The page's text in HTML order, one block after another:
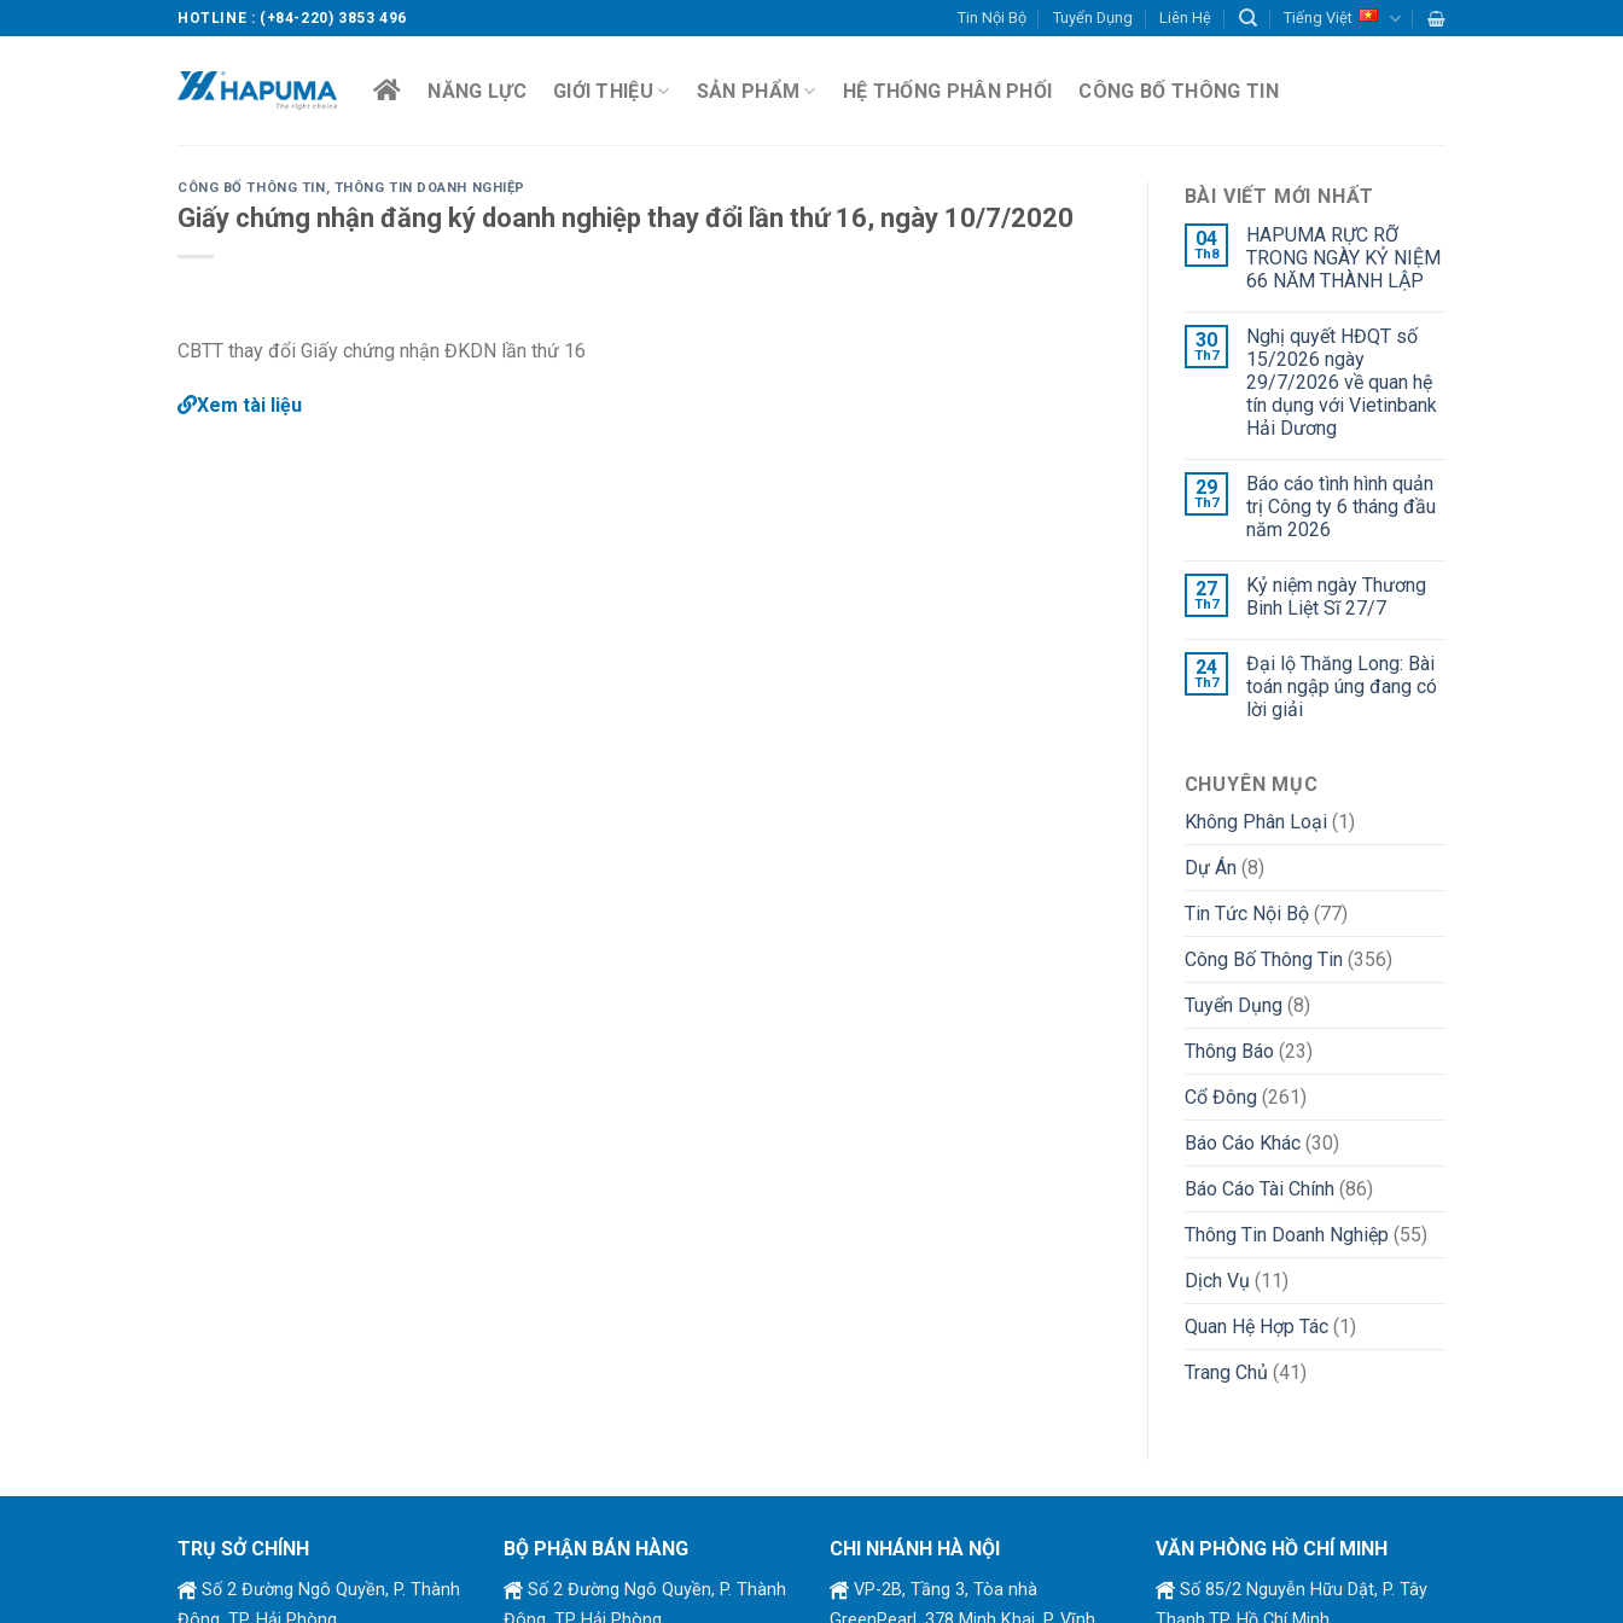
to
HOTLINE : (+84-220) 3853 496 Tin Nội Bộ Tuyển Dụng Liên Hệ Tiếng Việt
NĂNG LỰC GIỚI THIỆU SẢN PHẨM HỆ THỐNG PHÂN PHỐI CÔNG BỐ THÔNG TIN
CÔNG BỐ THÔNG TIN, THÔNG TIN DOANH NGHIỆP
Giấy chứng nhận đăng ký doanh nghiệp thay đổi lần thứ 16, ngày 10/7/2020
CBTT thay đổi Giấy chứng nhận ĐKDN lần thứ 16
Xem tài liệu
BÀI VIẾT MỚI NHẤT
04
Th8
HAPUMA RỰC RỠ
TRONG NGÀY KỶ NIỆM
66 NĂM THÀNH LẬP
30
Th7
Nghị quyết HĐQT số
15/2026 ngày
29/7/2026 về quan hệ
tín dụng với Vietinbank
Hải Dương
29
Th7
Báo cáo tình hình quản
trị Công ty 6 tháng đầu
năm 2026
27
Th7
Kỷ niệm ngày Thương
Binh Liệt Sĩ 27/7
24
Th7
Đại lộ Thăng Long: Bài
toán ngập úng đang có
lời giải
CHUYÊN MỤC
Không Phân Loại(1)
Dự Án(8)
Tin Tức Nội Bộ(77)
Công Bố Thông Tin(356)
Tuyển Dụng(8)
Thông Báo (23)
Cổ Đông(261)
Báo Cáo Khác(30)
Báo Cáo Tài Chính(86)
Thông Tin Doanh Nghiệp (55)
Dịch Vụ (11)
Quan Hệ Hợp Tác(1)
Trang Chủ (41)
TRỤ SỞ CHÍNH
Số 2 Đường Ngô Quyền, P. Thành
BỘ PHẬN BÁN HÀNG
Số 2 Đường Ngô Quyền, P. Thành
CHI NHÁNH HÀ NỘI
VP-2B, Tầng 3, Tòa nhà
VĂN PHÒNG HỒ CHÍ MINH
Số 85/2 Nguyễn Hữu Dật, P. Tây